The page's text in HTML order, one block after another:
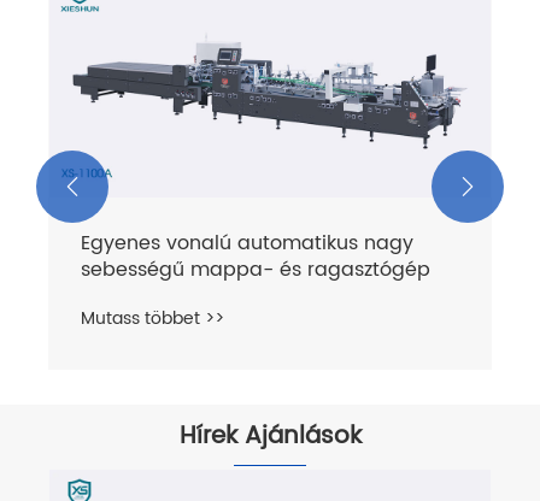
Crash Lock automatikus nagy
sebességű ragasztógép
Mutass többet >>
 
Hírek Ajánlások